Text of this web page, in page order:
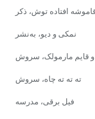
افتاده توش، ذکر
نمکى‌ و دیو، به‌نشر
قایم مارمولک،‌ سروش
ته ته ته چاه، سروش
فیل برقى، مدرسه